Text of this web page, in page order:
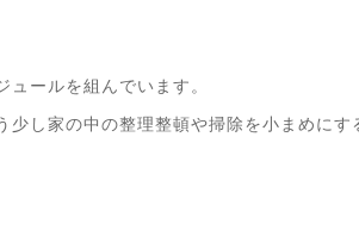
ールを組んでいます。
し家の中の整理整頓や掃除を小まめに